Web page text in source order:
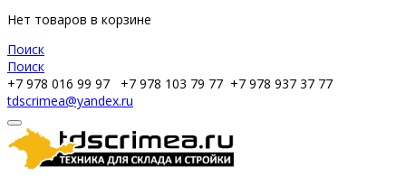
Нет товаров в корзине
Поиск
Поиск
+7 978 016 99 97
+7 978 103 79 77 +7 978 937 37 77
tdscrimea@yandex.ru